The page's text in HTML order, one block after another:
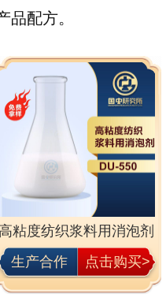
品配方。
高粘度纺织浆料用消泡剂
生产合作
点击购买>